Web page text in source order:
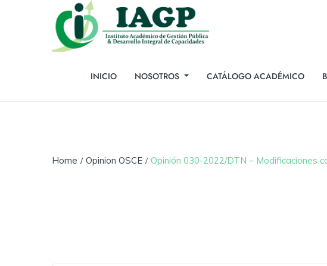
INICIO NOSOTROS CATÁLOGO ACADÉMICO
Home Opinion OSCE Opinión 030-2022/DTN – Modificaciones